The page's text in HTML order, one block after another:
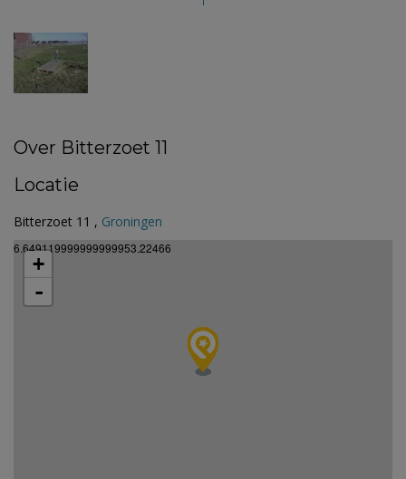
Over Bitterzoet 11
Locatie
Bitterzoet 11 , Groningen
6.649119999999999953.22466
+
-